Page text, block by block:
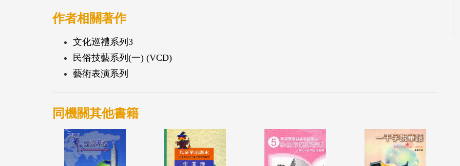
作者相關著作
文化巡禮系列3
民俗技藝系列(一) (VCD)
藝術表演系列
同機關其他書籍